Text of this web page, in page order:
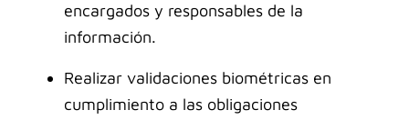
encargados y responsables de la
información.
Realizar validaciones biométricas en
cumplimiento a las obligaciones